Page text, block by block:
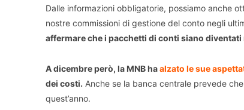
Dalle informazioni obbligatorie, possiamo anche
nostre commissioni di gestione del conto negli
affermare che i pacchetti di conti siano
A dicembre però, la MNB haalzato le sue
dei costi. Anche se la banca centrale prevede
quest’anno.